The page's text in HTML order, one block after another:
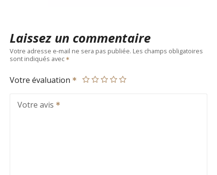
Laissez un commentaire
Votre adresse e-mail ne sera pas publiée. Les champs obligatoires
sont indiqués avec
Votre évaluation
Votre avis